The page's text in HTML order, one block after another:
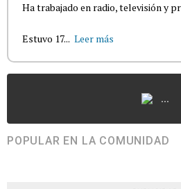
Ha trabajado en radio, televisión y
Estuvo 17... Leer más
...
POPULAR EN LA COMUNIDAD